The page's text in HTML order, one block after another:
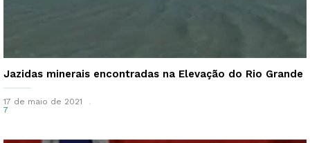
Jazidas minerais encontradas na Elevação do Rio Grande
17 de maio de 2021
7